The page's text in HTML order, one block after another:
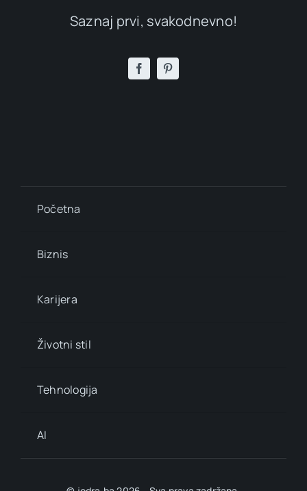
Saznaj prvi, svakodnevno!
Početna
Biznis
Karijera
Životni stil
Tehnologija
AI